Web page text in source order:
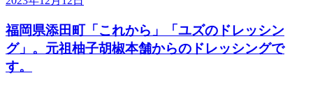
福岡県添田町「これから」「ユズのドレッシン
グ」。元祖柚子胡椒本舗からのドレッシングで
す。